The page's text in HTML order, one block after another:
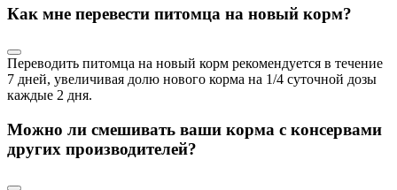
Как мне перевести питомца на новый корм?
Переводить питомца на новый корм рекомендуется в течение
7 дней, увеличивая долю нового корма на 1/4 суточной дозы
каждые 2 дня.
Можно ли смешивать ваши корма с консервами
других производителей?